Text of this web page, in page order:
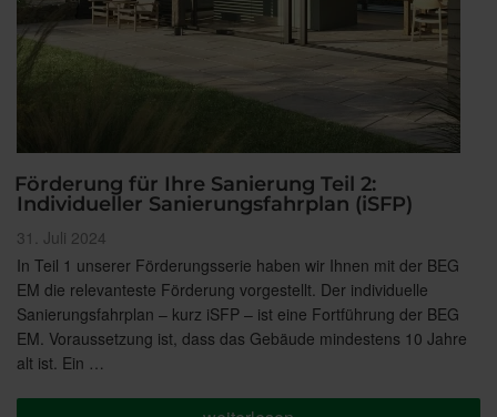
Förderung für Ihre Sanierung Teil 2:
Individueller Sanierungsfahrplan (iSFP)
Veröffentlicht
am
31. Juli 2024
In Teil 1 unserer Förderungsserie haben wir Ihnen mit der BEG
EM die relevanteste Förderung vorgestellt. Der individuelle
Sanierungsfahrplan – kurz iSFP – ist eine Fortführung der BEG
EM. Voraussetzung ist, dass das Gebäude mindestens 10 Jahre
alt ist. Ein …